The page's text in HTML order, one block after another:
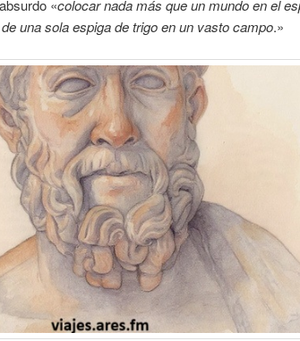
«colocar nada más que un mundo en el
una sola espiga de trigo en un vasto campo.»